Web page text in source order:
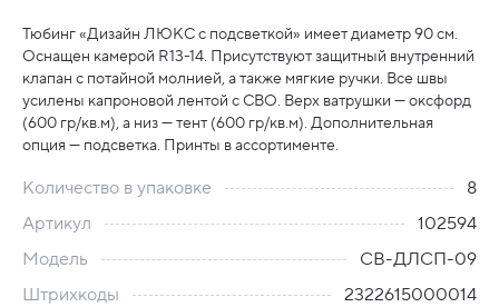
Тюбинг «Дизайн ЛЮКС с подсветкой» имеет диаметр 90 см.
Оснащен камерой R13-14. Присутствуют защитный внутренний
клапан с потайной молнией, а также мягкие ручки. Все швы
усилены капроновой лентой с СВО. Верх ватрушки — оксфорд
(600 гр/кв.м), а низ — тент (600 гр/кв.м). Дополнительная
опция — подсветка. Принты в ассортименте.
Количество в упаковке
8
Артикул
102594
Модель
СВ-ДЛСП-09
Штрихкоды
2322615000014